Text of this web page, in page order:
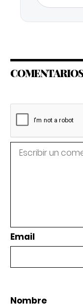
Email
Nombre